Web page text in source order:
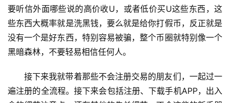
要听信外面哪些说的高价收U，或者低价买U这些东西，这
些东西大概率就是洗黑钱，要么就是给你打假币，反正就是
没有一个是好东西，特别容易被骗，整个币圈就特别像一个
黑暗森林，不要轻易相信任何人。
接下来我就带着那些不会注册交易的朋友们，一起过一
遍注册的全流程。接下来会包括注册、下载手机APP，出入